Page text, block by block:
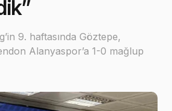
9. haftasında Göztepe,
Alanyaspor’a 1-0 mağlup